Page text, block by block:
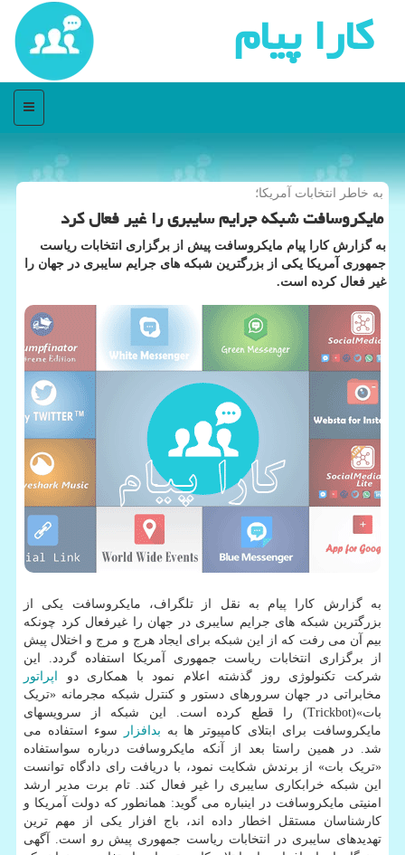
كارا پیام
منو
به خاطر انتخابات آمریكا؛
مایكروسافت شبكه جرایم سایبری را غیر فعال كرد
به گزارش كارا پیام مایكروسافت پیش از برگزاری انتخابات ریاست
جمهوری آمریكا یكی از بزرگترین شبكه های جرایم سایبری در جهان را
غیر فعال كرده است.
به گزارش کارا پیام به نقل از تلگراف، مایکروسافت یکی از
بزرگترین شبکه های جرایم سایبری در جهان را غیرفعال کرد چونکه
بیم آن می رفت که از این شبکه برای ایجاد هرج و مرج و اختلال پیش
از برگزاری انتخابات ریاست جمهوری آمریکا استفاده گردد. این
شرکت تکنولوژی روز گذشته اعلام نمود با همکاری دو
اپراتور
مخابراتی در جهان سرورهای دستور و کنترل شبکه مجرمانه «تریک
بات»(Trickbot) را قطع کرده است. این شبکه از سرویسهای
مایکروسافت برای ابتلای کامپیوتر ها به بدافزار
سوء استفاده می
شد. در همین راستا بعد از آنکه مایکروسافت درباره سواستفاده
«تریک بات» از برندش شکایت نمود، با دریافت رای دادگاه توانست
این شبکه خرابکاری سایبری را غیر فعال کند. تام برت مدیر ارشد
امنیتی مایکروسافت در اینباره می گوید: همانطور که دولت آمریکا و
کارشناسان مستقل اخطار داده اند، باج افزار یکی از مهم ترین
تهدیدهای سایبری در انتخابات ریاست جمهوری پیش رو است. آگهی